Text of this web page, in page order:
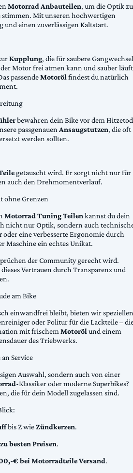
Motorrad Anbauteilen, um die Optik zu
Mit unseren hochwertigen
einen zuverlässigen Kaltstart.
Kupplung, die für saubere Gangwechsel
Motor frei atmen kann und sauber
passendeMotorölfindest du natürlich
bewahren dein Bike vor dem
passgenauenAnsaugstutzen, die oft
werden sollten.
getauscht wird. Er sorgt nicht nur für
auch den Drehmomentverlauf.
ohne Grenzen
Motorrad Tuning Teilenkannst du dein
nicht nur Optik, sondern auch
oder eine verbesserte Ergonomie durch
Maschine ein echtes Unikat.
der Community gerecht wird.
Vertrauen durch Transparenz und
am Bike
einwandfrei bleibt, bieten wir speziellen
oder Politur für die Lackteile –
mit frischemMotorölund einem
des Triebwerks.
Service
Auswahl, sondern auch von einer
-Klassiker oder moderne Superbikes?
die für dein Modell zugelassen sind.
bis Z wieZündkerzen.
zu besten Preisen.
€ bei Motorradteile Versand.